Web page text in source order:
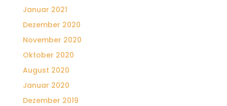
Januar 2021
Dezember 2020
November 2020
Oktober 2020
August 2020
Januar 2020
Dezember 2019